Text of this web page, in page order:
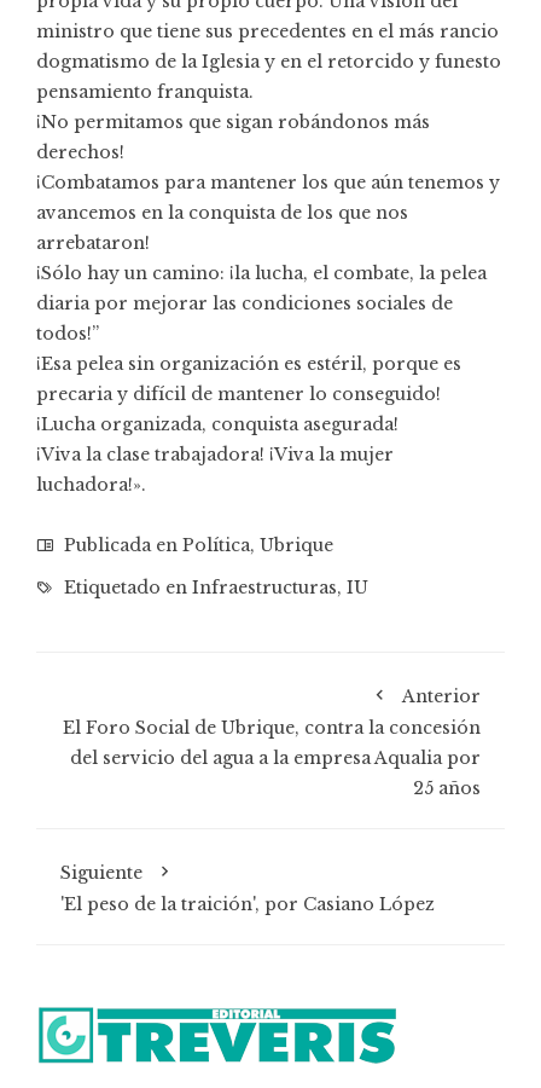
ministro que tiene sus precedentes en el más rancio
dogmatismo de la Iglesia y en el retorcido y funesto
pensamiento franquista.
¡No permitamos que sigan robándonos más
derechos!
¡Combatamos para mantener los que aún tenemos y
avancemos en la conquista de los que nos
arrebataron!
¡Sólo hay un camino: ¡la lucha, el combate, la pelea
diaria por mejorar las condiciones sociales de
todos!”
¡Esa pelea sin organización es estéril, porque es
precaria y difícil de mantener lo conseguido!
¡Lucha organizada, conquista asegurada!
¡Viva la clase trabajadora! ¡Viva la mujer
luchadora!».
Publicada en Política, Ubrique
Etiquetado en Infraestructuras, IU
Anterior
El Foro Social de Ubrique, contra la concesión
del servicio del agua a la empresa Aqualia por
25 años
Siguiente
'El peso de la traición', por Casiano López